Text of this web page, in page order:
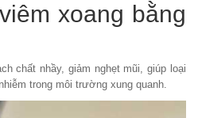
xoang bằng
chất nhầy, giảm nghẹt mũi, giúp loại
trong môi trường xung quanh.